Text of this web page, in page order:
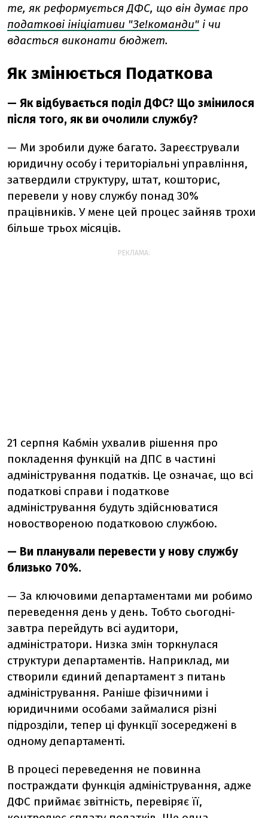
те, як реформується ДФС, що він думає про
податкові ініціативи "Зе!команди" і чи
вдасться виконати бюджет.
Як змінюється Податкова
— Як відбувається поділ ДФС? Що змінилося
після того, як ви очолили службу?
— Ми зробили дуже багато. Зареєстрували
юридичну особу і територіальні управління,
затвердили структуру, штат, кошторис,
перевели у нову службу понад 30%
працівників. У мене цей процес зайняв трохи
більше трьох місяців.
РЕКЛАМА:
21 серпня Кабмін ухвалив рішення про
покладення функцій на ДПС в частині
адміністрування податків. Це означає, що всі
податкові справи і податкове
адміністрування будуть здійснюватися
новоствореною податковою службою.
— Ви планували перевести у нову службу
близько 70%.
— За ключовими департаментами ми робимо
переведення день у день. Тобто сьогодні-
завтра перейдуть всі аудитори,
адміністратори. Низка змін торкнулася
структури департаментів. Наприклад, ми
створили єдиний департамент з питань
адміністрування. Раніше фізичними і
юридичними особами займалися різні
підрозділи, тепер ці функції зосереджені в
одному департаменті.
В процесі переведення не повинна
постраждати функція адміністрування, адже
ДФС приймає звітність, перевіряє її,